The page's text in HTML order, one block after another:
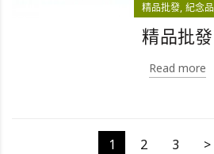
精品批發 紀念品
精品批發
Read more
1 2 3 >